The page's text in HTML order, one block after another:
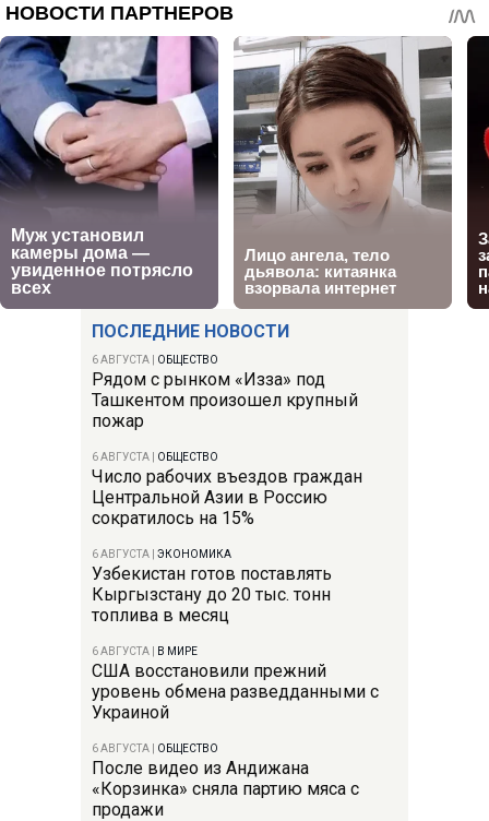
ПОСЛЕДНИЕ НОВОСТИ
6 АВГУСТА ОБЩЕСТВО
Рядом с рынком «Изза» под
Ташкентом произошел крупный
пожар
6 АВГУСТА ОБЩЕСТВО
Число рабочих въездов граждан
Центральной Азии в Россию
сократилось на 15%
6 АВГУСТА ЭКОНОМИКА
Узбекистан готов поставлять
Кыргызстану до 20 тыс. тонн
топлива в месяц
6 АВГУСТА В МИРЕ
США восстановили прежний
уровень обмена разведданными с
Украиной
6 АВГУСТА ОБЩЕСТВО
После видео из Андижана
«Корзинка» сняла партию мяса с
продажи